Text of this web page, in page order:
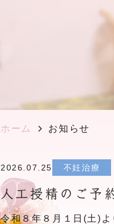
ホーム お知らせ
2026.07.25 不妊治療
人工授精のご予
令和８年８月１日(土)よ